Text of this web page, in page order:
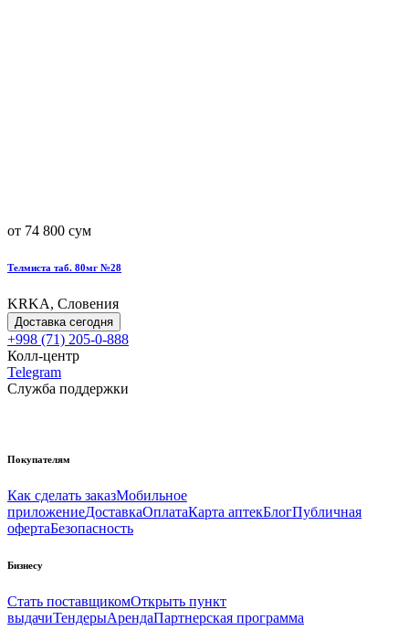
от 74 800 сум
Телмиста таб. 80мг №28
KRKA, Словения
Доставка сегодня
+998 (71) 205-0-888
Колл-центр
Telegram
Служба поддержки
Покупателям
Как сделать заказМобильное
приложениеДоставкаОплатаКарта аптекБлогПубличная
офертаБезопасность
Бизнесу
Стать поставщикомОткрыть пункт
выдачиТендерыАрендаПартнерская программа